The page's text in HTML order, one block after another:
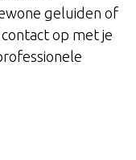
geluiden of
op met je